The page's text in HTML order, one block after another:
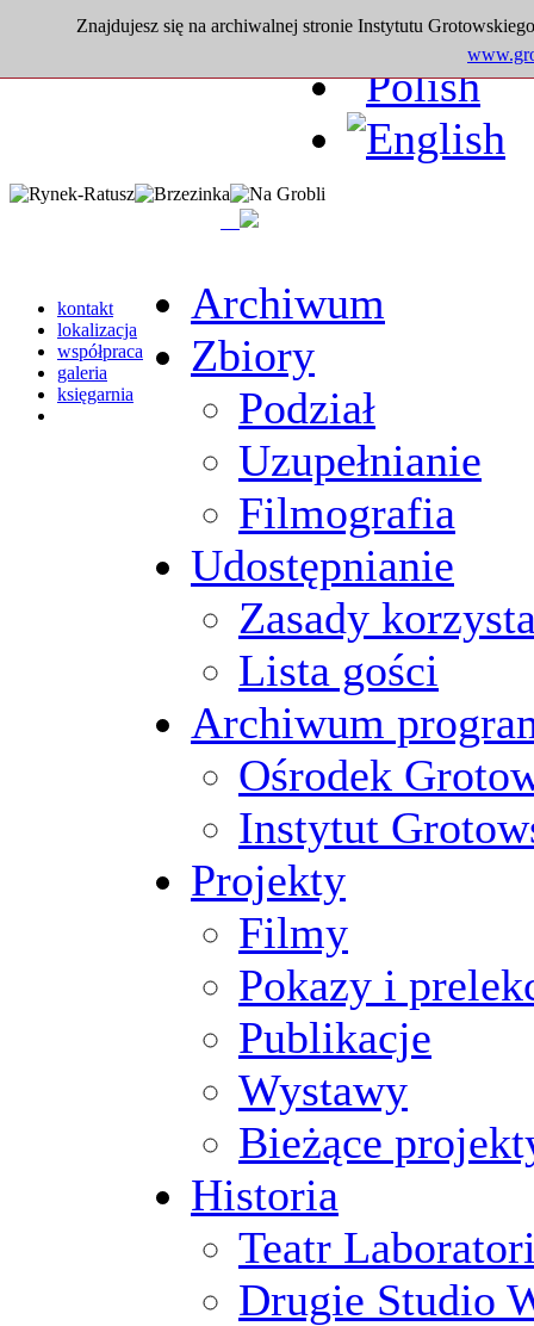
Znajdujesz się na archiwalnej stronie Instytutu
kontakt
lokalizacja
współpraca
galeria
księgarnia
Archiwum
Zbiory
Podział
Uzupełnianie
Filmografia
Udostępnianie
Zasady
Lista gości
Archiwum
Ośrodek
Instytut
Projekty
Filmy
Pokazy i
Publikacje
Wystawy
Bieżące
Historia
Teatr
Drugie Studio